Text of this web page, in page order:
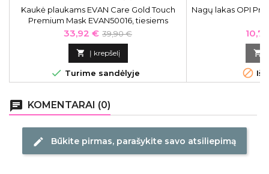
Kaukė plaukams EVAN Care Gold Touch
Premium Mask EVAN50016, tiesiems
plaukams, be sulfatų ir parabenų, 300 ml
Kaina
33,92 € Bazinė
kaina
39,90 €
 Į krepšelį
 Turime sandėlyje
Nagų lakas OPI


chat KOMENTARAI (0)
edit Būkite pirmas, parašykite savo atsiliepimą